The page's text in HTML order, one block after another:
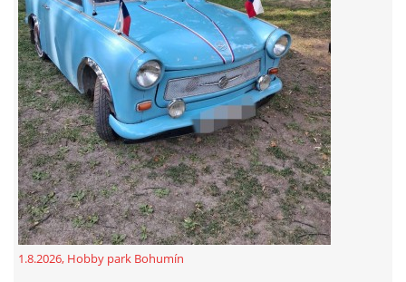
Stanovy Old Fiat Clubu, z. s.
GDPR
oldfiatclub@seznam.cz |RSS
1.8.2026, Hobby park Bohumín